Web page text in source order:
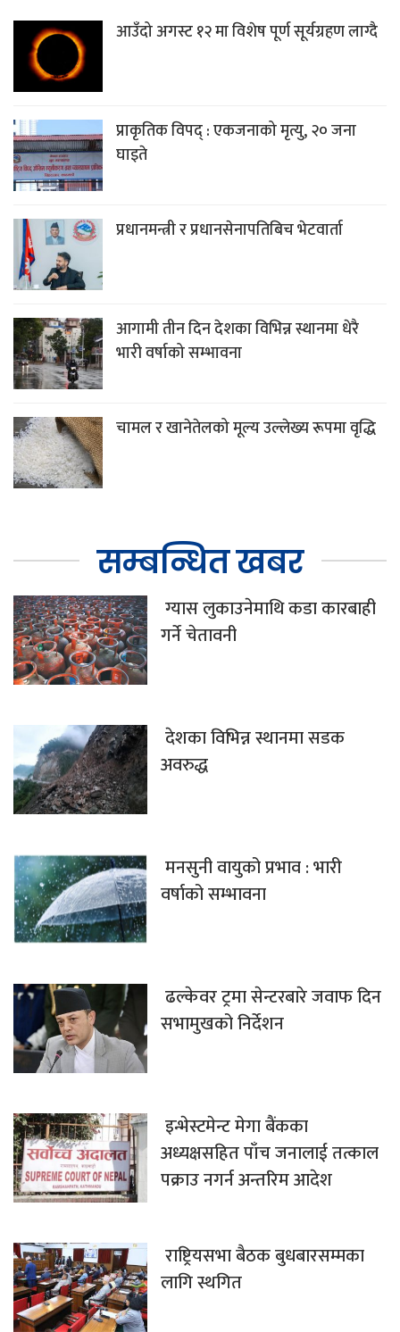
आउँदो अगस्ट १२ मा विशेष पूर्ण सूर्यग्रहण लाग्दै
प्राकृतिक विपद् : एकजनाको मृत्यु, २० जना
घाइते
प्रधानमन्त्री र प्रधानसेनापतिबिच भेटवार्ता
आगामी तीन दिन देशका विभिन्न स्थानमा धेरै
भारी वर्षाको सम्भावना
चामल र खानेतेलको मूल्य उल्लेख्य रूपमा वृद्धि
सम्बन्धित खबर
ग्यास लुकाउनेमाथि कडा कारबाही
गर्ने चेतावनी
देशका विभिन्न स्थानमा सडक
अवरुद्ध
मनसुनी वायुको प्रभाव : भारी
वर्षाको सम्भावना
ढल्केवर ट्रमा सेन्टरबारे जवाफ दिन
सभामुखको निर्देशन
इन्भेस्टमेन्ट मेगा बैंकका
अध्यक्षसहित पाँच जनालाई तत्काल
पक्राउ नगर्न अन्तरिम आदेश
राष्ट्रियसभा बैठक बुधबारसम्मका
लागि स्थगित